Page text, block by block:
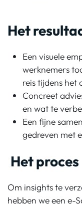
Het
Een visuele
werknemers
reis tijdens het
Concreet
en wat te
Een fijne
gedreven met
Het proces
Om insights te
hebben we een e-